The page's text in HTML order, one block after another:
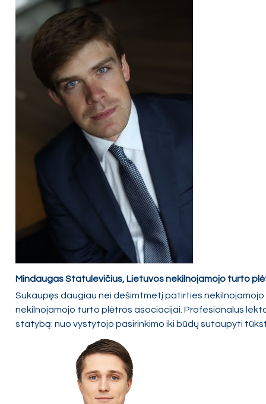
Mindaugas Statulevičius, Lietuvos nekilnojamojo turto
Sukaupęs daugiau nei dešimtmetį patirties
nekilnojamojo turto plėtros asociacijai. Profesionalus
statybą: nuo vystytojo pasirinkimo iki būdų sutaupyti